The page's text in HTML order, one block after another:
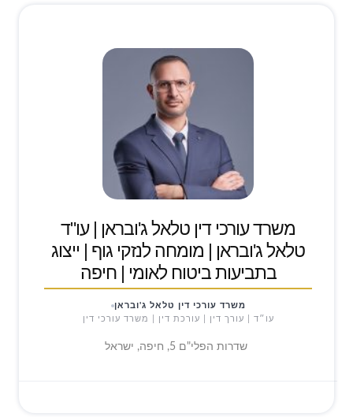
משרד עורכי דין טלאל ג'ובראן | עו"ד
טלאל ג'ובראן | מומחה לנזקי גוף | ייצוג
בתביעות ביטוח לאומי | חיפה
משרד עורכי דין טלאל ג'ובראן
עו״ד | עורך דין | עורכת דין | משרד עורכי דין
שדרות הפלי"ם 5, חיפה, ישראל